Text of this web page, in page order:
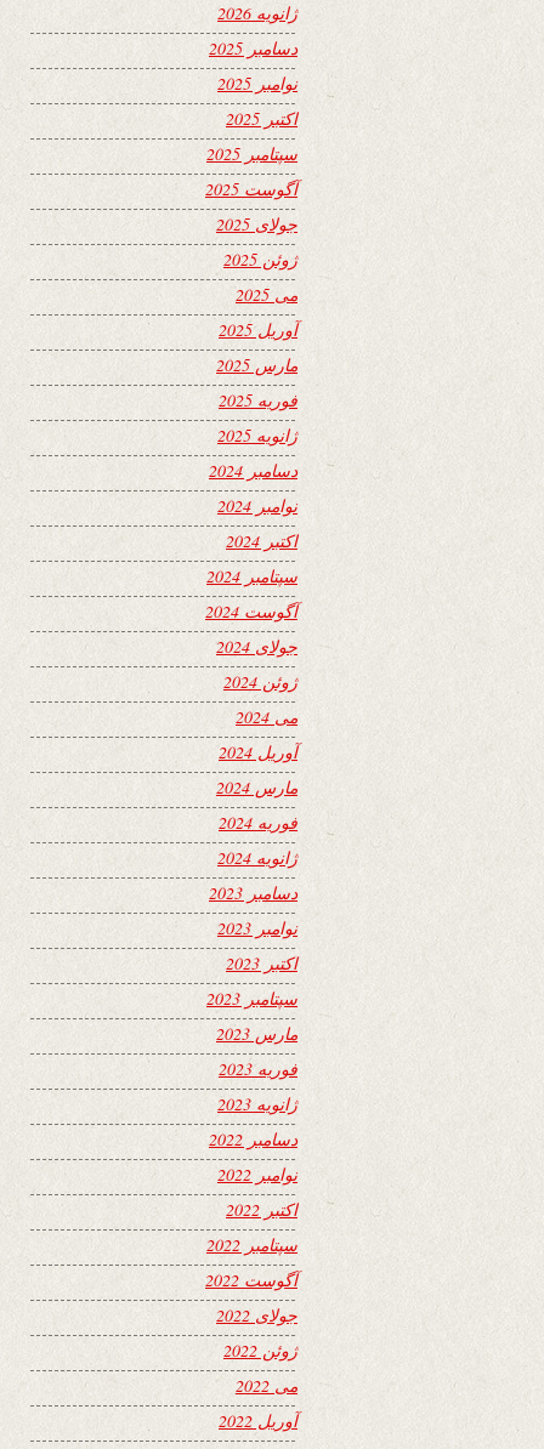
ژانویه 2026
دسامبر 2025
نوامبر 2025
اکتبر 2025
سپتامبر 2025
آگوست 2025
جولای 2025
ژوئن 2025
می 2025
آوریل 2025
مارس 2025
فوریه 2025
ژانویه 2025
دسامبر 2024
نوامبر 2024
اکتبر 2024
سپتامبر 2024
آگوست 2024
جولای 2024
ژوئن 2024
می 2024
آوریل 2024
مارس 2024
فوریه 2024
ژانویه 2024
دسامبر 2023
نوامبر 2023
اکتبر 2023
سپتامبر 2023
مارس 2023
فوریه 2023
ژانویه 2023
دسامبر 2022
نوامبر 2022
اکتبر 2022
سپتامبر 2022
آگوست 2022
جولای 2022
ژوئن 2022
می 2022
آوریل 2022